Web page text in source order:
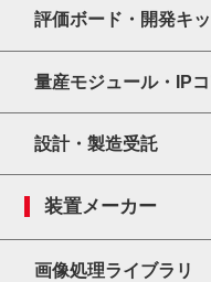
評価ボード・開発キ
量産モジュール・IP
設計・製造受託
装置メーカー
画像処理ライブラリ